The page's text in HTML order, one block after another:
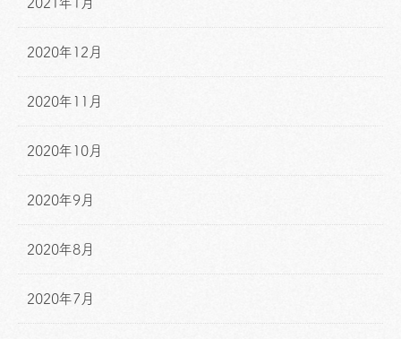
2020年12月
2020年11月
2020年10月
2020年9月
2020年8月
2020年7月